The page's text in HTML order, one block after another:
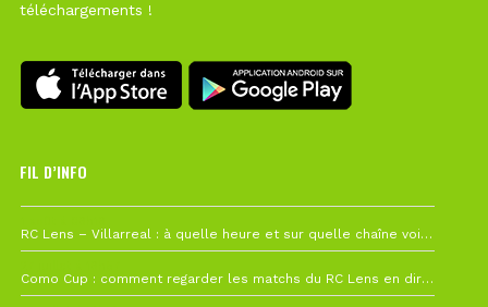
téléchargements !
FIL D’INFO
RC Lens – Villarreal : à quelle heure et sur quelle chaîne voir la finale de la Como Cup ?
Como Cup : comment regarder les matchs du RC Lens en direct ?